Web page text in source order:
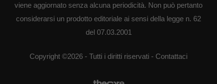
viene aggiornato senza alcuna periodicità. Non può pertanto
considerarsi un prodotto editoriale ai sensi della legge n. 62
del 07.03.2001
Copyright ©2026 - Tutti i diritti riservati - Contattaci